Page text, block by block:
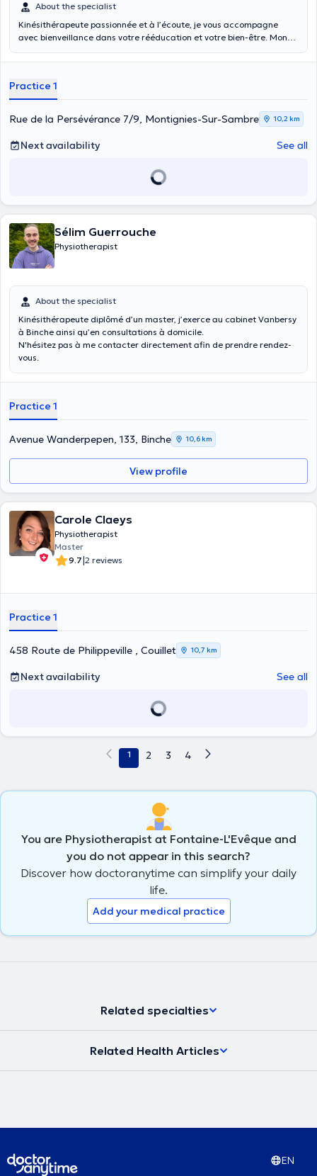
About the specialist
Kinésithérapeute passionnée et à l’écoute, je vous accompagne
avec bienveillance dans votre rééducation et votre bien-être. Mon
à vos besoins et à vos objectifs.
Practice 1
Rue de la Persévérance 7/9, Montignies-Sur-Sambre 10,2 km
Next availability See all
Sélim Guerrouche
Physiotherapist
About the specialist
Kinésithérapeute diplômé d’un master, j’exerce au cabinet Vanbersy
à Binche ainsi qu’en consultations à domicile.
N'hésitez pas à me contacter directement afin de prendre rendez-
vous.
Practice 1
Avenue Wanderpepen, 133, Binche 10,6 km
View profile
Carole Claeys
Physiotherapist
Master
9.7|2 reviews
Practice 1
458 Route de Philippeville , Couillet 10,7 km
Next availability See all
1 2 3 4
You are Physiotherapist at Fontaine-L'Evêque and
you do not appear in this search?
Discover how doctoranytime can simplify your daily
life.
Add your medical practice
Related specialties
Related Health Articles
EN